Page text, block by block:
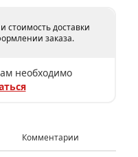
стоимость доставки
заказа.
необходимо
Комментарии